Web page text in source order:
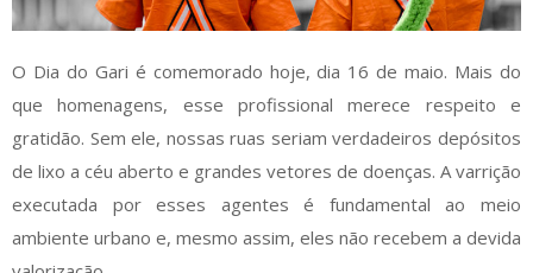
O Dia do Gari é comemorado hoje, dia 16 de maio. Mais do
que homenagens, esse profissional merece respeito e
gratidão. Sem ele, nossas ruas seriam verdadeiros depósitos
de lixo a céu aberto e grandes vetores de doenças. A varrição
executada por esses agentes é fundamental ao meio
ambiente urbano e, mesmo assim, eles não recebem a devida